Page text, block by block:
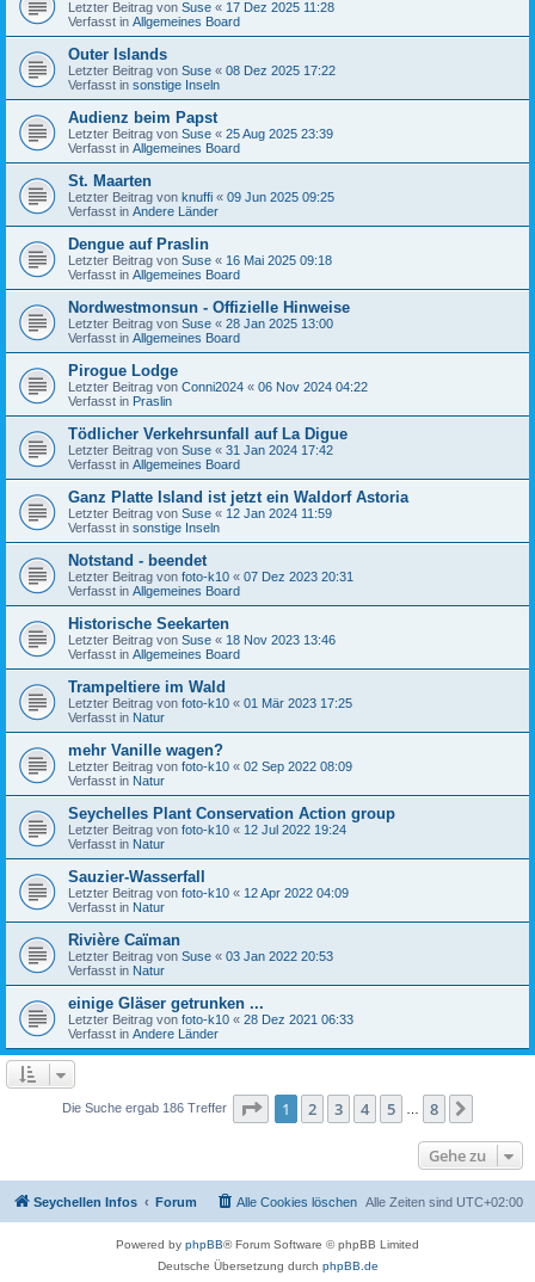
Letzter Beitrag von Suse « 17 Dez 2025 11:28
Verfasst in Allgemeines Board
Outer Islands
Letzter Beitrag von Suse « 08 Dez 2025 17:22
Verfasst in sonstige Inseln
Audienz beim Papst
Letzter Beitrag von Suse « 25 Aug 2025 23:39
Verfasst in Allgemeines Board
St. Maarten
Letzter Beitrag von knuffi « 09 Jun 2025 09:25
Verfasst in Andere Länder
Dengue auf Praslin
Letzter Beitrag von Suse « 16 Mai 2025 09:18
Verfasst in Allgemeines Board
Nordwestmonsun - Offizielle Hinweise
Letzter Beitrag von Suse « 28 Jan 2025 13:00
Verfasst in Allgemeines Board
Pirogue Lodge
Letzter Beitrag von Conni2024 « 06 Nov 2024 04:22
Verfasst in Praslin
Tödlicher Verkehrsunfall auf La Digue
Letzter Beitrag von Suse « 31 Jan 2024 17:42
Verfasst in Allgemeines Board
Ganz Platte Island ist jetzt ein Waldorf Astoria
Letzter Beitrag von Suse « 12 Jan 2024 11:59
Verfasst in sonstige Inseln
Notstand - beendet
Letzter Beitrag von foto-k10 « 07 Dez 2023 20:31
Verfasst in Allgemeines Board
Historische Seekarten
Letzter Beitrag von Suse « 18 Nov 2023 13:46
Verfasst in Allgemeines Board
Trampeltiere im Wald
Letzter Beitrag von foto-k10 « 01 Mär 2023 17:25
Verfasst in Natur
mehr Vanille wagen?
Letzter Beitrag von foto-k10 « 02 Sep 2022 08:09
Verfasst in Natur
Seychelles Plant Conservation Action group
Letzter Beitrag von foto-k10 « 12 Jul 2022 19:24
Verfasst in Natur
Sauzier-Wasserfall
Letzter Beitrag von foto-k10 « 12 Apr 2022 04:09
Verfasst in Natur
Rivière Caïman
Letzter Beitrag von Suse « 03 Jan 2022 20:53
Verfasst in Natur
einige Gläser getrunken ...
Letzter Beitrag von foto-k10 « 28 Dez 2021 06:33
Verfasst in Andere Länder
Die Suche ergab 186 Treffer Seite 1von
1 2 3 4 5 8
Gehe zu
Seychellen Infos Forum Alle Zeiten sind UTC+02:00
Alle Cookies löschen
Powered by phpBB® Forum Software © phpBB Limited
Deutsche Übersetzung durch phpBB.de